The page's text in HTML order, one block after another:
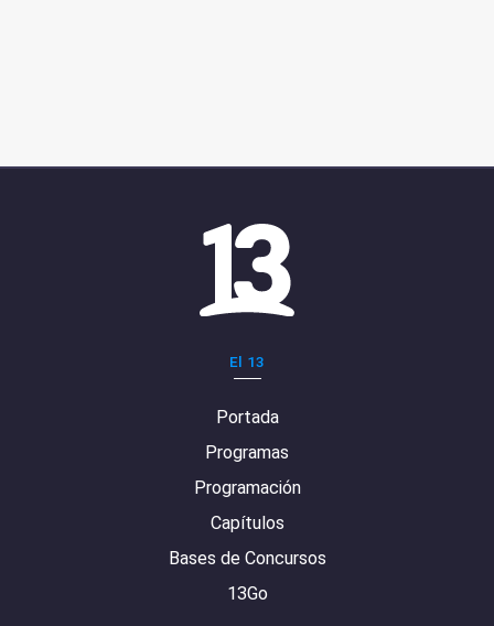
El 13
Portada
Programas
Programación
Capítulos
Bases de Concursos
13Go